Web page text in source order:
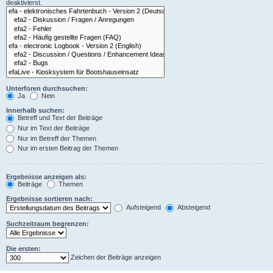
deaktivierst.
Unterforen durchsuchen:
Ja
Nein
Innerhalb suchen:
Betreff und Text der Beiträge
Nur im Text der Beiträge
Nur im Betreff der Themen
Nur im ersten Beitrag der Themen
Ergebnisse anzeigen als:
Beiträge
Themen
Ergebnisse sortieren nach:
Aufsteigend
Absteigend
Suchzeitraum begrenzen:
Die ersten:
Zeichen der Beiträge anzeigen